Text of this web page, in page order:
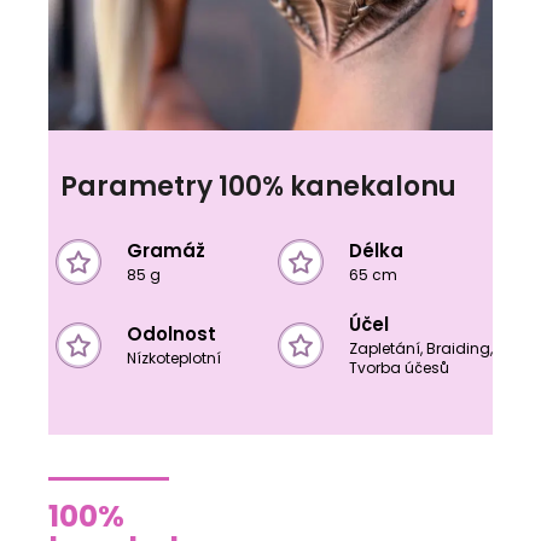
Parametry 100% kanekalonu
Gramáž
85 g
Délka
65 cm
Odolnost
Nízkoteplotní
Účel
Zapletání, Braiding,
Tvorba účesů
100%